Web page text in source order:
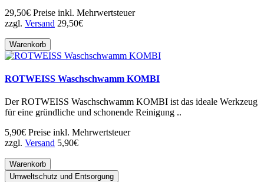
29,50€ Preise inkl. Mehrwertsteuer
zzgl. Versand 29,50€
Warenkorb
ROTWEISS Waschschwamm KOMBI
Der ROTWEISS Waschschwamm KOMBI ist das ideale Werkzeug
für eine gründliche und schonende Reinigung ..
5,90€ Preise inkl. Mehrwertsteuer
zzgl. Versand 5,90€
Warenkorb
Umweltschutz und Entsorgung